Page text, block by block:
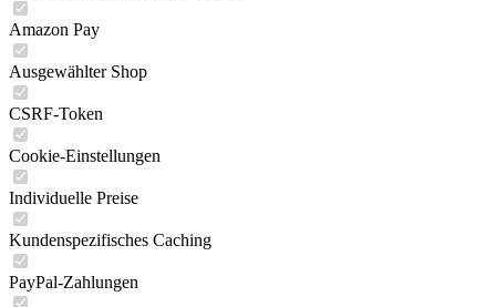
Amazon Pay
Ausgewählter Shop
CSRF-Token
Cookie-Einstellungen
Individuelle Preise
Kundenspezifisches Caching
PayPal-Zahlungen